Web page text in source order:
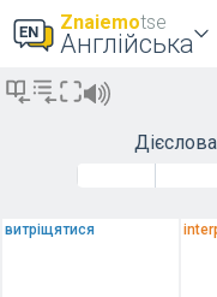
Znaiemotse
Англійська
витріщятися